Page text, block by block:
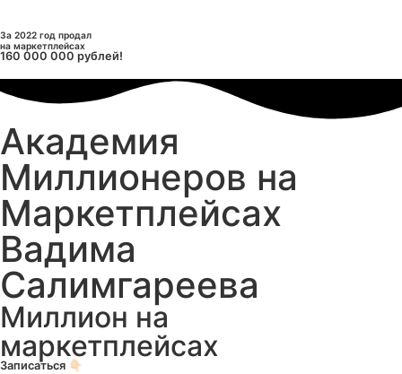
За 2022 год продал
на маркетплейсах
160 000 000 рублей!
Академия
Миллионеров на
Маркетплейсах
Вадима
Салимгареева
Миллион на
маркетплейсах
Записаться 👇🏻